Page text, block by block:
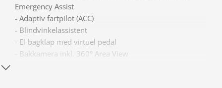
Emergency Assist
- Adaptiv fartpilot (ACC)
- Blindvinkelassistent
- El-bagklap med virtuel pedal
- Bakkamera inkl. 360° Area View